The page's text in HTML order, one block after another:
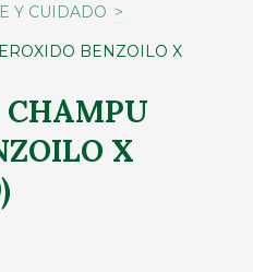
Y CUIDADO >
BENZOILO X
CHAMPU
X